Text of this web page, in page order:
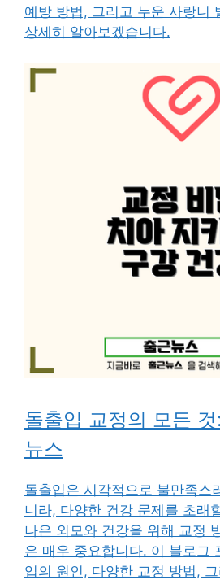
예방 방법, 그리고 누운 사랑니
상세히 알아보겠습니다.
돌출입 교정의 모든
뉴스
돌출입은 시각적으로 불만족스
니라, 다양한 건강 문제를 초래
나은 외모와 건강을 위해 교정
은 매우 중요합니다. 이 블로그
입의 원인, 다양한 교정 방법,